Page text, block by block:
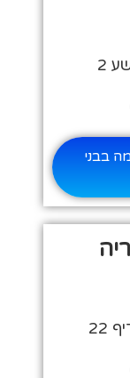
2
בבני